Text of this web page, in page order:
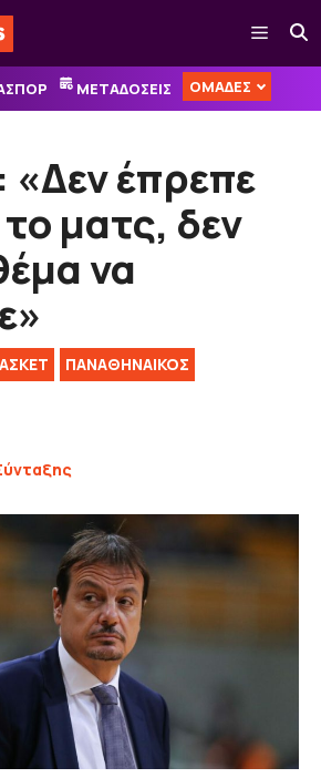
Μενού
ΜΕΤΑΔΟΣΕΙΣ ΟΜΑΔΕΣ
έπρεπε
το ματς, δεν
να
ΠΑΝΑΘΗΝΑΙΚΟΣ